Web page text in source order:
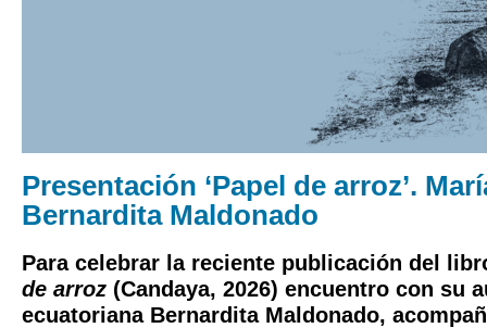
Presentación ‘Papel de arroz’.
Bernardita Maldonado
Para celebrar la reciente publicación del
de arroz (Candaya, 2026) encuentro con su
ecuatoriana Bernardita Maldonado,